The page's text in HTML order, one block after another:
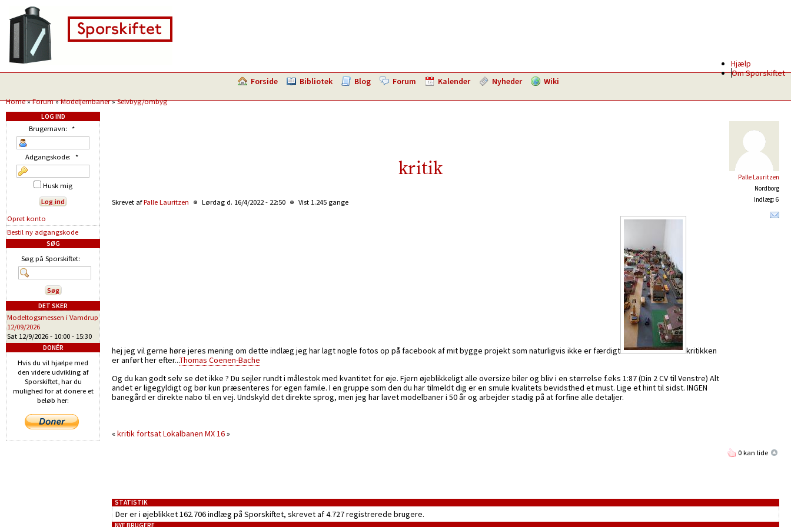
Hjælp
Om Sporskiftet
Forside Bibliotek Blog Forum Kalender Nyheder Wiki
Home»Forum»Modeljernbaner»Selvbyg/ombyg
Palle Lauritzen
Nordborg
Indlæg: 6
kritik
Skrevet afPalle Lauritzen Lørdag d. 16/4/2022 - 22:50 Vist 1.245 gange
hej jeg vil gerne høre jeres mening om dette indlæg jeg har lagt nogle fotos op på facebook af mit bygge projekt som naturligvis ikke er færdigt
kritikken
er anført her efter...Thomas Coenen-Bache
Og du kan godt selv se det ikke ? Du sejler rundt i målestok med kvantitet for øje. Fjern øjeblikkeligt alle oversize biler og bliv i en størrelse f.eks 1:87 (Din 2 CV til Venstre) Alt
andet er ligegyldigt og bør kun præsenteres for egen famile. I en gruppe som den du har tilmeldt dig er en smule kvalitets bevidsthed et must. Lige et hint til sidst. INGEN
banegård er direkte nabo til en vej. Undskyld det direkte sprog, men jeg har lavet modelbaner i 50 år og arbejder stadig på at forfine alle detaljer.
«kritik fortsatLokalbanen MX 16»
0 kan lide
STATISTIK
Der er i øjeblikket 162.706 indlæg på Sporskiftet, skrevet af 4.727 registrerede brugere.
NYE BRUGERE
LOG IND
Brugernavn: *
Adgangskode: *
Husk mig
Opret konto
Bestil ny adgangskode
SØG
Søg på Sporskiftet:
DET SKER
Modeltogsmessen i Vamdrup
12/09/2026
Sat 12/9/2026 - 10:00 - 15:30
DONÉR
Hvis du vil hjælpe med
den videre udvikling af
Sporskiftet, har du
mulighed for at donere et
beløb her: